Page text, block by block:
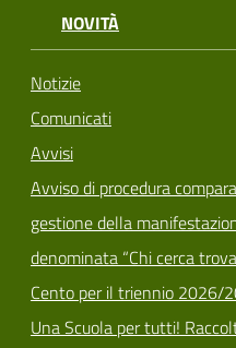
NOVITÀ
Notizie
Comunicati
Avvisi
Avviso di procedura
gestione della
denominata “Chi cerca
Cento per il triennio 2026/
Una Scuola per tutti!